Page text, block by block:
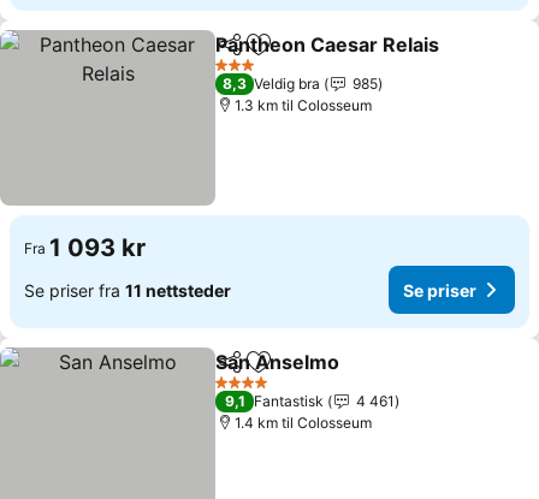
Del Legg til i favoritter
Pantheon Caesar Relais
3 Stjerner
8,3 Veldig bra
985
1.3 km til Colosseum
Fra 1 093 kr
Se priser fra 11 nettsteder Se priser
Del Legg til i favoritter
San Anselmo
4 Stjerner
9,1 Fantastisk
4 461
1.4 km til Colosseum